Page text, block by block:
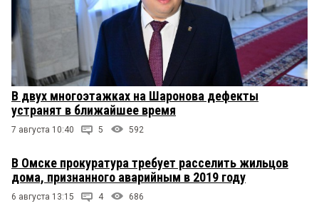
В двух многоэтажках на Шаронова дефекты
устранят в ближайшее время
7 августа 10:40 5 592
В Омске прокуратура требует расселить жильцов
дома, признанного аварийным в 2019 году
6 августа 13:15 4 686